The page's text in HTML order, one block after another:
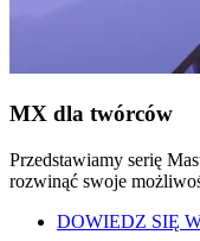
MX dla twórców
Przedstawiamy serię
rozwinąć swoje
DOWIEDZ SIĘ